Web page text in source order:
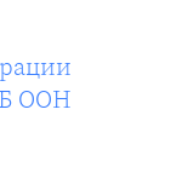
ООН